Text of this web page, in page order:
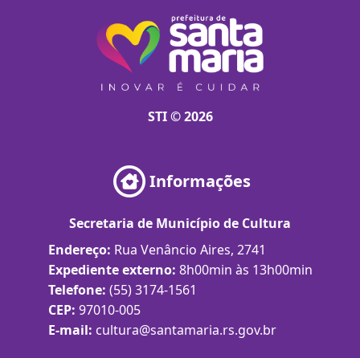
STI © 2026
Informações
Secretaria de Município de Cultura
Endereço: Rua Venâncio Aires, 2741
Expediente externo: 8h00min às 13h00min
Telefone: (55) 3174-1561
CEP: 97010-005
E-mail: cultura@santamaria.rs.gov.br